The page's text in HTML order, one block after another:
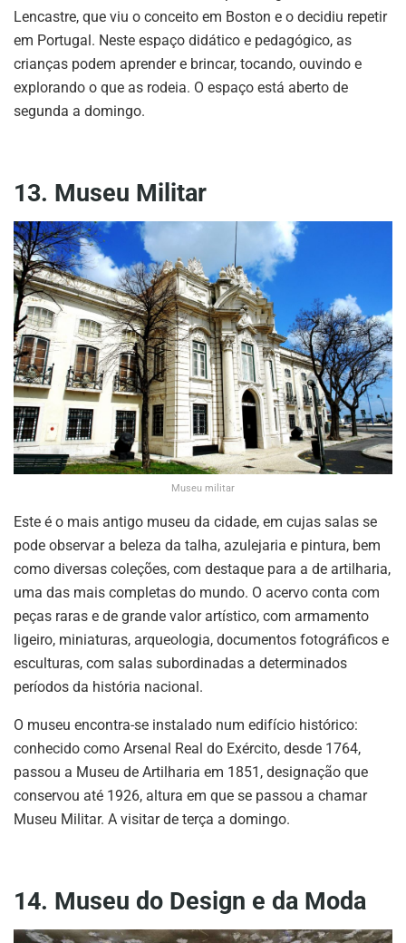
Lencastre, que viu o conceito em Boston e o decidiu repetir
em Portugal. Neste espaço didático e pedagógico, as
crianças podem aprender e brincar, tocando, ouvindo e
explorando o que as rodeia. O espaço está aberto de
segunda a domingo.
13. Museu Militar
Museu militar
Este é o mais antigo museu da cidade, em cujas salas se
pode observar a beleza da talha, azulejaria e pintura, bem
como diversas coleções, com destaque para a de artilharia,
uma das mais completas do mundo. O acervo conta com
peças raras e de grande valor artístico, com armamento
ligeiro, miniaturas, arqueologia, documentos fotográficos e
esculturas, com salas subordinadas a determinados
períodos da história nacional.
O museu encontra-se instalado num edifício histórico:
conhecido como Arsenal Real do Exército, desde 1764,
passou a Museu de Artilharia em 1851, designação que
conservou até 1926, altura em que se passou a chamar
Museu Militar. A visitar de terça a domingo.
14. Museu do Design e da Moda